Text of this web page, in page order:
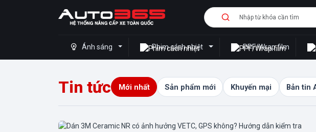
Ánh sáng Phim cách nhiệt PPF/Wrap film
Tin tức Mới nhất Sản phẩm mới Khuyến mại Bản tin